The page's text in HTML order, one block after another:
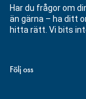
Har du frågor om
än gärna – ha ditt
hitta rätt. Vi bits
Följ oss